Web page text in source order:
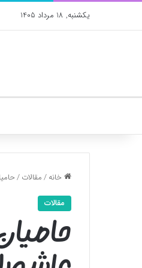
یکشنبه, 18 مرداد 1405
خانه/مقالات/حامیان
مقالات